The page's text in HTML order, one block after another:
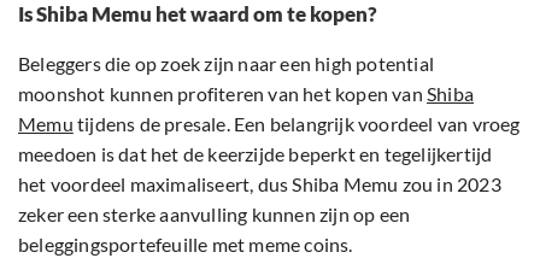
Is Shiba Memu het waard om te kopen?
Beleggers die op zoek zijn naar een high potential
moonshot kunnen profiteren van het kopen vanShiba
Memu tijdens de presale. Een belangrijk voordeel van vroeg
meedoen is dat het de keerzijde beperkt en tegelijkertijd
het voordeel maximaliseert, dus Shiba Memu zou in 2023
zeker een sterke aanvulling kunnen zijn op een
beleggingsportefeuille met meme coins.